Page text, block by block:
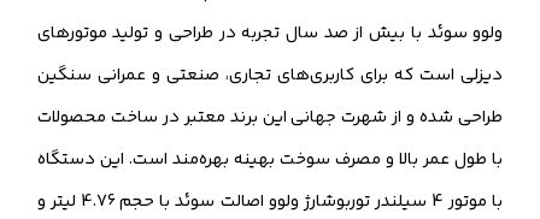
ولوو سوئد با بیش از صد سال تجربه در طراحی و تولید موتورهای
دیزلی است که برای کاربری‌های تجاری، صنعتی و عمرانی سنگین
طراحی شده و از شهرت جهانی این برند معتبر در ساخت محصولات
با طول عمر بالا و مصرف سوخت بهینه بهره‌مند است. این دستگاه
با موتور 4 سیلندر توربوشارژ ولوو اصالت سوئد با حجم 4.76 لیتر و